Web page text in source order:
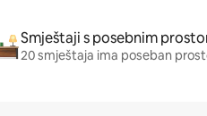
Smještaji s posebnim
20 smještaja ima poseban